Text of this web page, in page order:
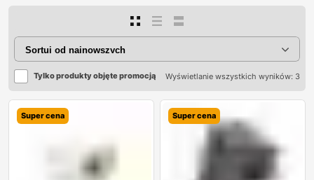
Tylko produkty objęte promocją Wyświetlanie wszystkich wyników: 3
Super cena Super cena